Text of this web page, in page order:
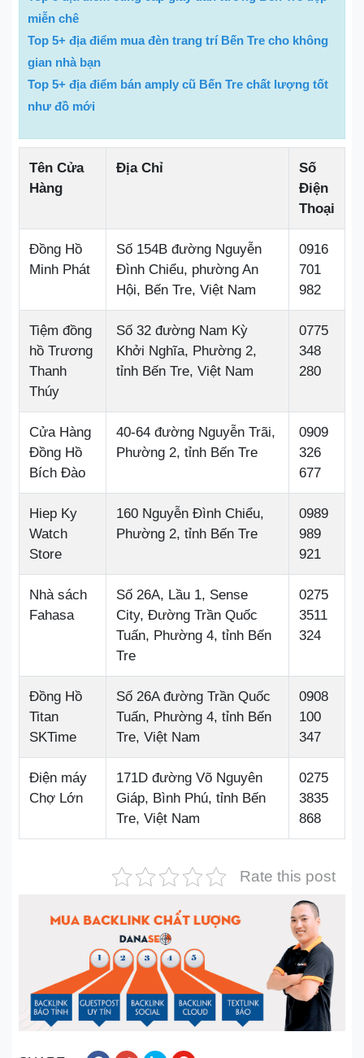
miễn chê
Top 5+ địa điểm mua đèn trang trí Bến Tre cho không
gian nhà bạn
Top 5+ địa điểm bán amply cũ Bến Tre chất lượng tốt
như đồ mới
Tên Cửa
Hàng
Địa Chỉ
Số
Điện
Thoại
Đồng Hồ
Minh Phát
Số 154B đường Nguyễn
Đình Chiểu, phường An
Hội, Bến Tre, Việt Nam
0916
701
982
Tiệm đồng
hồ Trương
Thanh
Thúy
Số 32 đường Nam Kỳ
Khởi Nghĩa, Phường 2,
tỉnh Bến Tre, Việt Nam
0775
348
280
Cửa Hàng
Đồng Hồ
Bích Đào
40-64 đường Nguyễn Trãi,
Phường 2, tỉnh Bến Tre
0909
326
677
Hiep Ky
Watch
Store
160 Nguyễn Đình Chiểu,
Phường 2, tỉnh Bến Tre
0989
989
921
Nhà sách
Fahasa
Số 26A, Lầu 1, Sense
City, Đường Trần Quốc
Tuấn, Phường 4, tỉnh Bến
Tre
0275
3511
324
Đồng Hồ
Titan
SKTime
Số 26A đường Trần Quốc
Tuấn, Phường 4, tỉnh Bến
Tre, Việt Nam
0908
100
347
Điện máy
Chợ Lớn
171D đường Võ Nguyên
Giáp, Bình Phú, tỉnh Bến
Tre, Việt Nam
0275
3835
868
Rate this post